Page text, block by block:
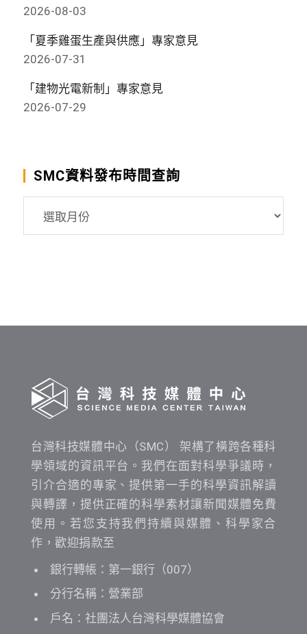
2026-08-03
「夏季雞蛋生產與供應」專家意見
2026-07-31
「建物光電新制」專家意見
2026-07-29
SMC資料發布時間查詢
台灣科技媒體中心（SMC） 架構了橫跨各種科
學領域的資訊平台。我們在面對科學爭議時，
引介合適的專家、提供第一手的科學資訊解讀
與轉譯，提供正確的科學素材讓新聞媒體免費
使用。若您支持我們持續與媒體、科學家合
作，歡迎捐款至
銀行轉帳：第一銀行（007）
分行名稱：營業部
戶名：社團法人台灣科學媒體協會